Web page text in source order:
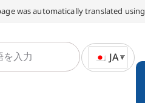
was automatically translated
JA